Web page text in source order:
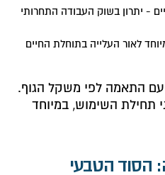
- יתרון בשוק העבודה התחרותי
לאור העלייה בתוחלת החיים
5 גרם ליום, עם התאמה לפי משקל הגוף.
תחילת השימוש, במיוחד
הסוד הטבעי